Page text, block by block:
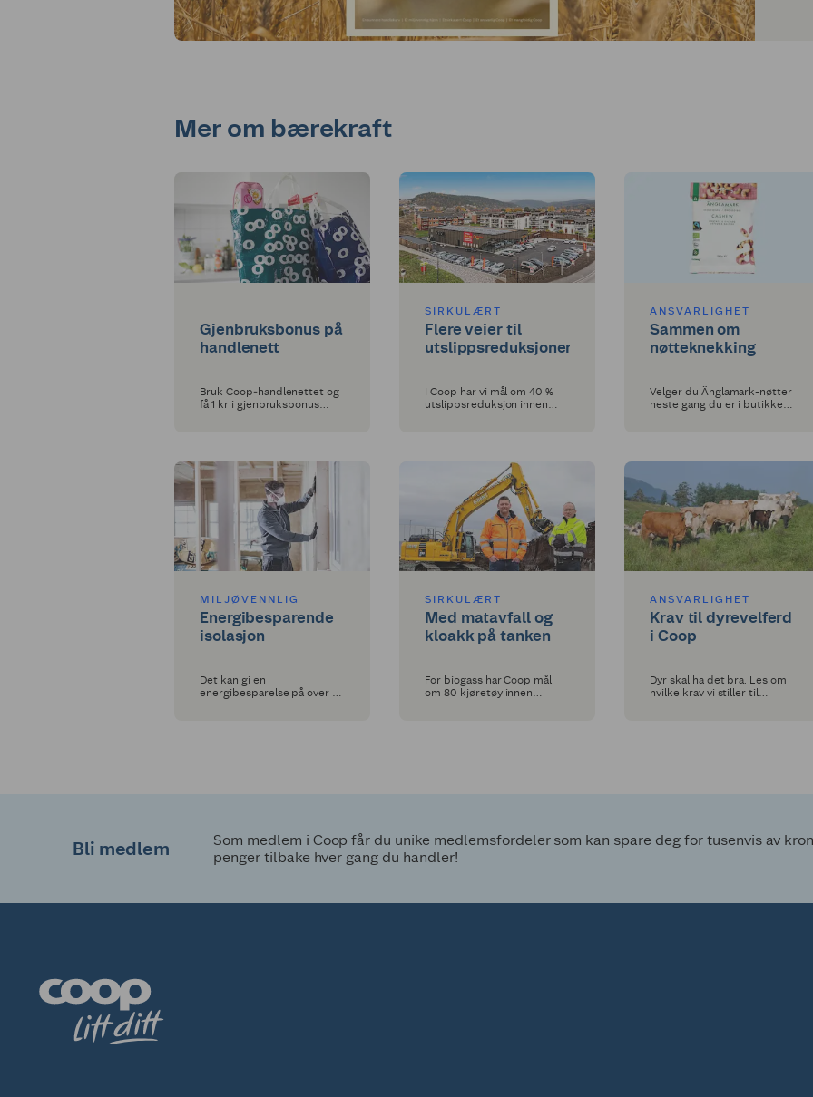
Mer om bærekraft
Gjenbruksbonus på
handlenett
Bruk Coop‑handlenettet og
få 1 kr i gjenbruksbonus
SIRKULÆRT
Flere veier til
utslippsreduksjoner
I Coop har vi mål om 40 %
utslippsreduksjon innen
ANSVARLIGHET
Sammen om
nøtteknekking
Velger du Änglamark-nøtter
neste gang du er i butikken,
MILJØVENNLIG
Energibesparende
isolasjon
Det kan gi en
energibesparelse på over 12
SIRKULÆRT
Med matavfall og
kloakk på tanken
For biogass har Coop mål
om 80 kjøretøy innen
ANSVARLIGHET
Krav til dyrevelferd
i Coop
Dyr skal ha det bra. Les om
hvilke krav vi stiller til
Bli medlem
Som medlem i Coop får du unike medlemsfordeler som kan spare deg for tusenvis av
penger tilbake hver gang du handler!